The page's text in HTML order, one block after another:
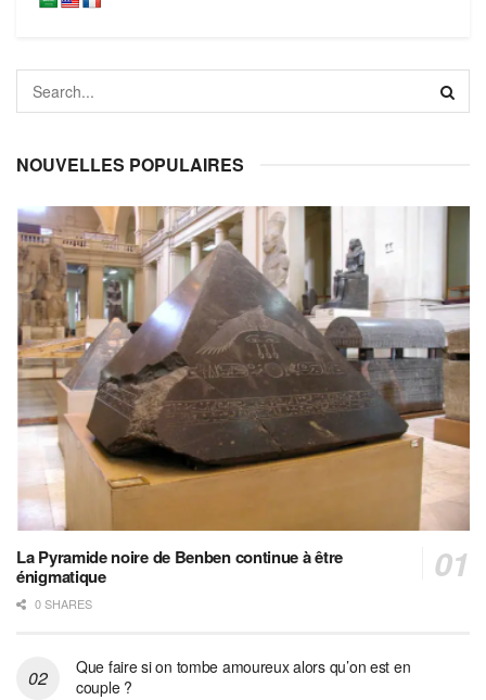
NOUVELLES POPULAIRES
La Pyramide noire de Benben continue à être
énigmatique
0 SHARES
Que faire si on tombe amoureux alors qu’on est en
couple ?